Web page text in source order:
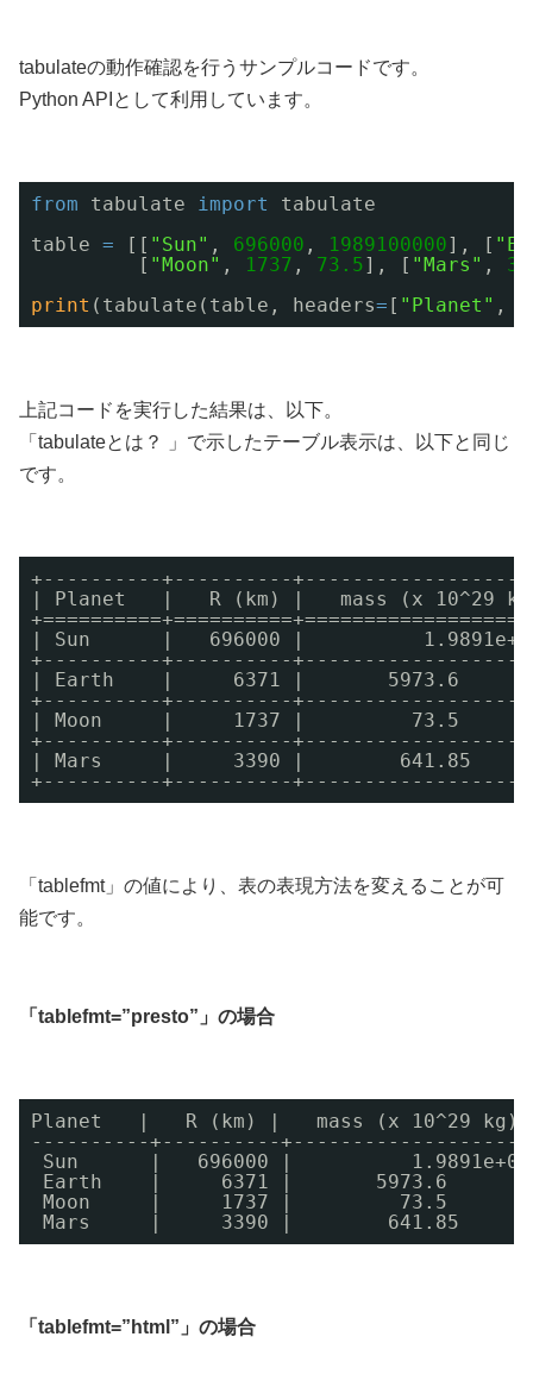
tabulateの動作確認を行うサンプルコードです。
Python APIとして利用しています。
from tabulate import
tabulate
table = [[ "Sun" , 696000 , 1989100000], [
[ "Moon" , 1737 , 73.5], [ "Mars" ,
print (tabulate(table, headers= [ "Planet" ,
上記コードを実行した結果は、以下。
「tabulateとは？ 」で示したテーブル表示は、以下と同じ
です。
+----------+----------
| Planet   |   R (km) |   mass (x 10^29
| Sun      |   696000 |
+----------+----------
| Earth    |     6371 |       5973.6
+----------+----------
| Moon     |     1737 |         73.5
+----------+----------
| Mars     |     3390 |        641.85
+----------+----------
「tablefmt」の値により、表の表現方法を変えることが可
能です。
「tablefmt=”presto”」の場合
Planet   |   R (km) |   mass (x 10^29 kg)
----------+----------
Sun      |   696000 |
Earth    |     6371 |       5973.6
Moon     |     1737 |         73.5
Mars     |     3390 |        641.85
「tablefmt=”html”」の場合